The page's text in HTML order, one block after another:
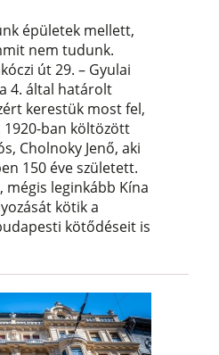
épületek mellett,
nem tudunk.
út 29. – Gyulai
4. által határolt
kerestük most fel,
1920-ban költözött
Cholnoky Jenő, aki
150 éve született.
mégis leginkább Kína
kötik a
kötődéseit is